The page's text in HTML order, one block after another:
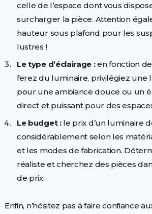
celle de l’espace dont vous
surcharger la pièce. Attention
hauteur sous plafond pour les
lustres !
Le type d’éclairage :en fonction
ferez du luminaire, privilégiez une
pour une ambiance douce ou un
direct et puissant pour des
Le budget :le prix d’un luminaire
considérablement selon les
et les modes de fabrication.
réaliste et cherchez des pièces
de prix.
Enfin, n’hésitez pas à faire confiance